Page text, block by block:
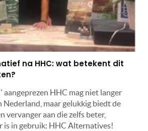
na HHC: wat betekent dit
aangeprezen HHC mag niet langer
maar gelukkig biedt de
vervanger aan die zelfs beter,
is in gebruik: HHC Alternatives!